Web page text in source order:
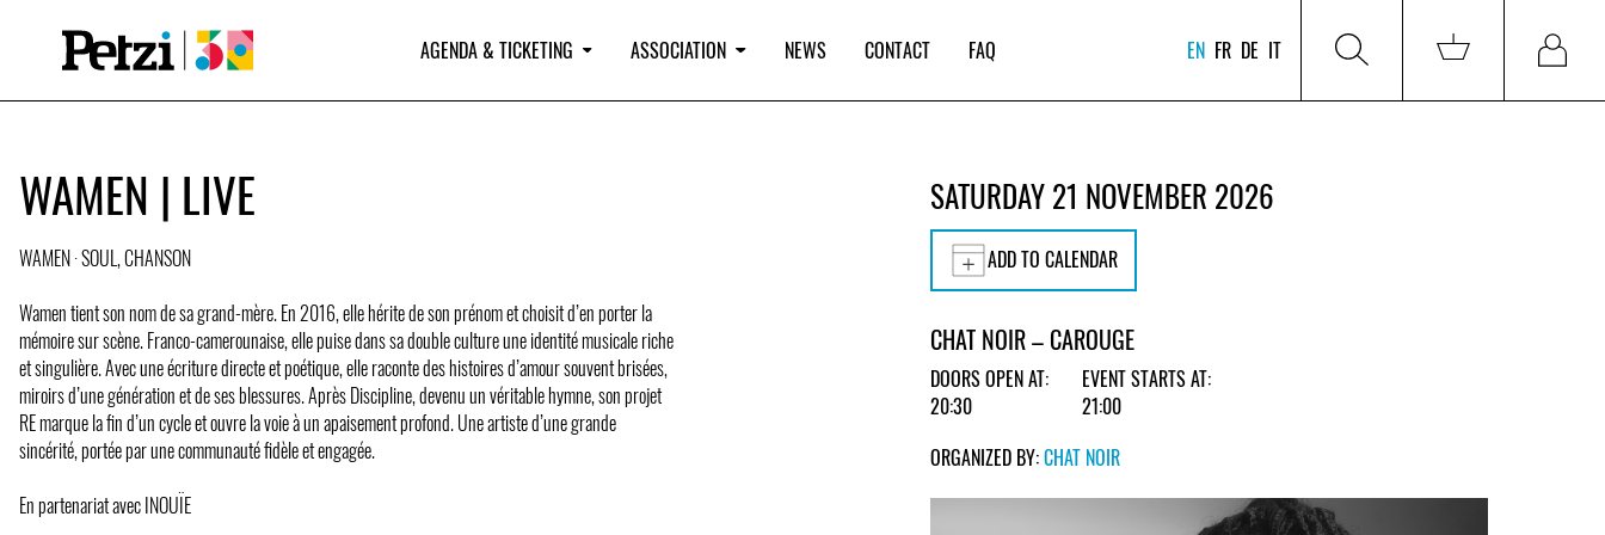
AGENDA & TICKETING ASSOCIATION NEWS CONTACT FAQ EN FR DE IT
WAMEN | LIVE
WAMEN · SOUL, CHANSON
Wamen tient son nom de sa grand-mère. En 2016, elle hérite de son prénom et choisit d’en porter la
mémoire sur scène. Franco-camerounaise, elle puise dans sa double culture une identité musicale riche
et singulière. Avec une écriture directe et poétique, elle raconte des histoires d’amour souvent brisées,
miroirs d’une génération et de ses blessures. Après Discipline, devenu un véritable hymne, son projet
RE marque la fin d’un cycle et ouvre la voie à un apaisement profond. Une artiste d’une grande
sincérité, portée par une communauté fidèle et engagée.
En partenariat avec INOUÏE
SATURDAY 21 NOVEMBER 2026
ADD TO CALENDAR
CHAT NOIR – CAROUGE
DOORS OPEN AT:
20:30
EVENT STARTS AT:
21:00
ORGANIZED BY:CHAT NOIR